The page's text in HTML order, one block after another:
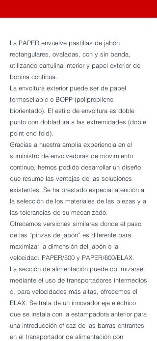
La PAPER envuelve pastillas de jabón
rectangulares, ovaladas, con y sin banda,
utilizando cartulina interior y papel exterior de
bobina continua.
La envoltura exterior puede ser de papel
termosellable o BOPP (polipropileno
biorientado). El estilo de envoltura es doble
punto con dobladura a las extremidades (doble
point end fold).
Gracias a nuestra amplia experiencia en el
suministro de envolvedoras de movimiento
continuo, hemos podido desarrollar un diseño
que resume las ventajas de las soluciones
existentes. Se ha prestado especial atención a
la selección de los materiales de las piezas y a
las tolerancias de su mecanizado.
Ofrecemos versiones similares donde el paso
de las “pinzas de jabón” es diferente para
maximizar la dimensión del jabón o la
velocidad: PAPER/500 y PAPER/600/ELAX.
La sección de alimentación puede optimizarse
mediante el uso de transportadores intermedios
o, para velocidades más altas, ofrecemos el
ELAX. Se trata de un innovador eje eléctrico
que se instala con la estampadora anterior para
una introducción eficaz de las barras entrantes
en el transportador de alimentación con